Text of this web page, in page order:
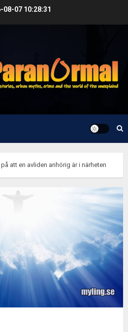
08-07 10:28:31
att en avliden anhörig är i närheten